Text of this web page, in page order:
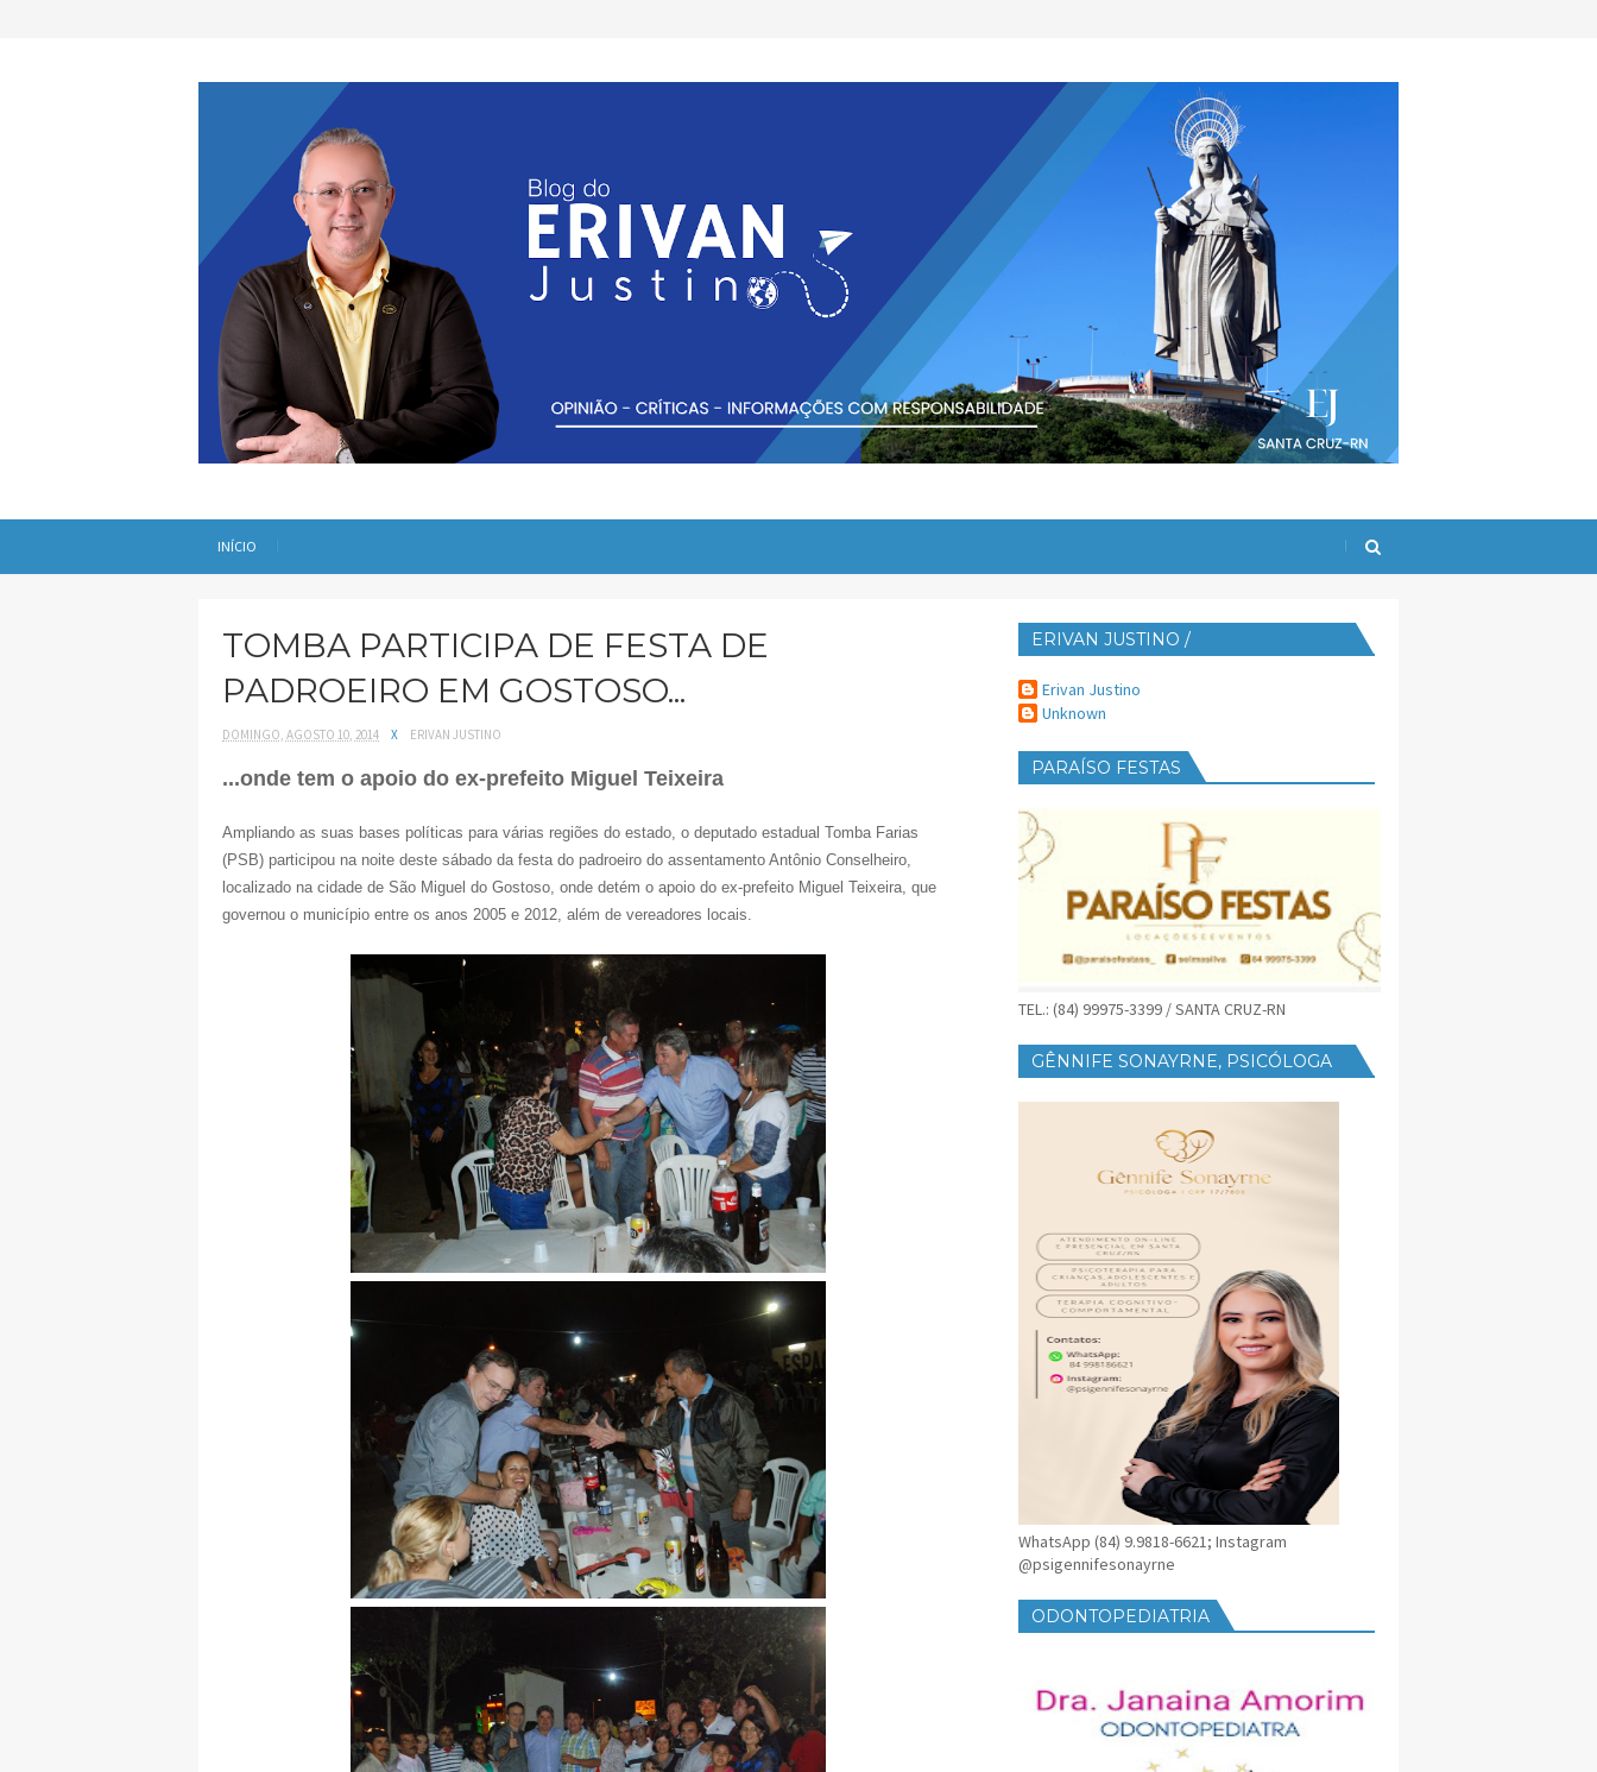
INÍCIO
TOMBA PARTICIPA DE FESTA DE
PADROEIRO EM GOSTOSO...
DOMINGO, AGOSTO 10, 2014 X ERIVAN JUSTINO
...onde tem o apoio do ex-prefeito Miguel Teixeira
Ampliando as suas bases políticas para várias regiões do estado, o deputado estadual Tomba Farias
(PSB) participou na noite deste sábado da festa do padroeiro do assentamento Antônio Conselheiro,
localizado na cidade de São Miguel do Gostoso, onde detém o apoio do ex-prefeito Miguel Teixeira, que
governou o município entre os anos 2005 e 2012, além de vereadores locais.
ERIVAN JUSTINO /
Erivan Justino
Unknown
PARAÍSO FESTAS
TEL.: (84) 99975-3399 / SANTA CRUZ-RN
GÊNNIFE SONAYRNE, PSICÓLOGA
WhatsApp (84) 9.9818-6621; Instagram
@psigennifesonayrne
ODONTOPEDIATRIA